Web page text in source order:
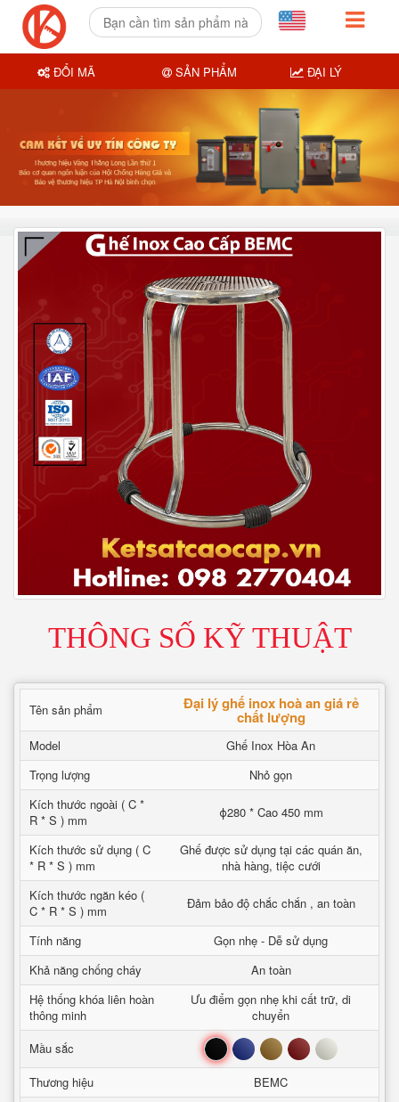
THÔNG SỐ KỸ THUẬT
Tên sản phẩm Đại lý ghế inox hoà an giá rẻ
chất lượng
Model
Ghế Inox Hòa An
Trọng lượng
Nhỏ gọn
Kích thước ngoài ( C *
R * S ) mm
ϕ280 * Cao 450 mm
Kích thước sử dụng ( C
* R * S ) mm
Ghế được sử dụng tại các quán ăn,
nhà hàng, tiệc cưới
Kích thước ngăn kéo (
C * R * S ) mm
Đảm bảo độ chắc chắn , an toàn
Tính năng
Gọn nhẹ - Dễ sử dụng
Khả năng chống cháy
An toàn
Hệ thống khóa liên hoàn
thông minh
Ưu điểm gọn nhẹ khi cất trữ, di
chuyển
Mầu sắc
Đen Xanh Nâu Đỏ Trắng
Thương hiệu
BEMC
ĐỔI MÃ SẢN PHẨM ĐẠI LÝ